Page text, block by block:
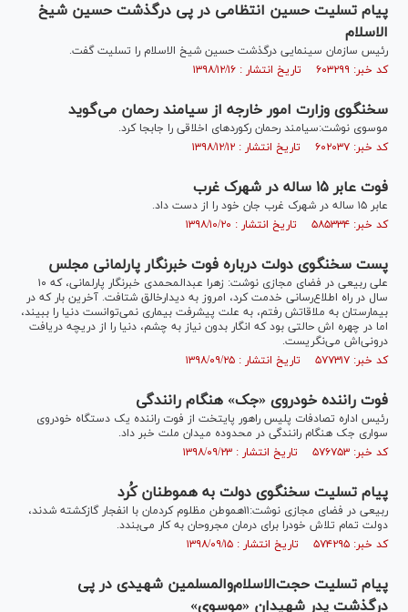
پیام تسلیت حسین انتظامی در پی درگذشت حسین شیخ
الاسلام
رئیس سازمان سینمایی درگذشت حسین شیخ الاسلام را تسلیت گفت.
کد خبر: ۶۰۳۲۹۹ تاریخ انتشار : ۱۳۹۸/۱۲/۱۶
سخنگوی وزارت امور خارجه از سیامند رحمان می‌گوید
موسوی نوشت:سیامند رحمان رکوردهای اخلاقی را جابجا کرد.
کد خبر: ۶۰۲۰۳۷ تاریخ انتشار : ۱۳۹۸/۱۲/۱۲
فوت عابر ۱۵ ساله در شهرک غرب
عابر ۱۵ ساله در شهرک غرب جان خود را از دست داد.
کد خبر: ۵۸۵۳۳۴ تاریخ انتشار : ۱۳۹۸/۱۰/۲۰
پست سخنگوی دولت درباره فوت خبرنگار پارلمانی مجلس
علی ربیعی در فضای مجازی نوشت: زهرا عبدالمحمدی خبرنگار پارلمانی، که ۱۰
سال در راه اطلاع‌رسانی خدمت کرد، امروز به دیدارخالق شتافت. آخرین بار که در
بیمارستان به ملاقاتش رفتم، به علت پیشرفت بیماری نمی‌توانست دنیا را ببیند،
اما در چهره اش حالتی بود که انگار بدون نیاز به چشم، دنیا را از دریچه دریافت
درونی‌اش می‌نگریست.
کد خبر: ۵۷۷۳۱۷ تاریخ انتشار : ۱۳۹۸/۰۹/۲۵
فوت راننده خودروی «جک» هنگام رانندگی
رئیس اداره تصادفات پلیس راهور پایتخت از فوت راننده یک دستگاه خودروی
سواری جک هنگام رانندگی در محدوده میدان ملت خبر داد.
کد خبر: ۵۷۶۷۵۳ تاریخ انتشار : ۱۳۹۸/۰۹/۲۳
پیام تسلیت سخنگوی دولت به هموطنان کُرد
ربیعی در فضای مجازی نوشت:۱۱هموطن مظلوم کردمان با انفجار گازکشته شدند،
دولت تمام تلاش خودرا برای درمان مجروحان به کار می‌بندد.
کد خبر: ۵۷۴۲۹۵ تاریخ انتشار : ۱۳۹۸/۰۹/۱۵
پیام تسلیت حجت‌الاسلام‌والمسلمین شهیدی در پی
درگذشت پدر شهیدان «موسوی»